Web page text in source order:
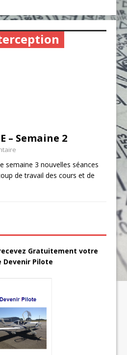
– Semaine 2
semaine 3 nouvelles séances
de travail des cours et de
Gratuitement votre
Devenir Pilote